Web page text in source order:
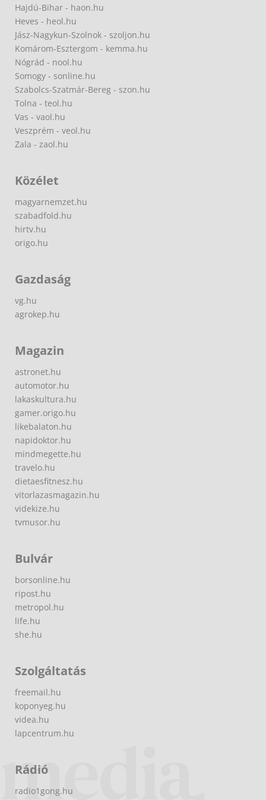
Hajdú-Bihar - haon.hu
Heves - heol.hu
Jász-Nagykun-Szolnok - szoljon.hu
Komárom-Esztergom - kemma.hu
Nógrád - nool.hu
Somogy - sonline.hu
Szabolcs-Szatmár-Bereg - szon.hu
Tolna - teol.hu
Vas - vaol.hu
Veszprém - veol.hu
Zala - zaol.hu
Közélet
magyarnemzet.hu
szabadfold.hu
hirtv.hu
origo.hu
Gazdaság
vg.hu
agrokep.hu
Magazin
astronet.hu
automotor.hu
lakaskultura.hu
gamer.origo.hu
likebalaton.hu
napidoktor.hu
mindmegette.hu
travelo.hu
dietaesfitnesz.hu
vitorlazasmagazin.hu
videkize.hu
tvmusor.hu
Bulvár
borsonline.hu
ripost.hu
metropol.hu
life.hu
she.hu
Szolgáltatás
freemail.hu
koponyeg.hu
videa.hu
lapcentrum.hu
Rádió
radio1gong.hu